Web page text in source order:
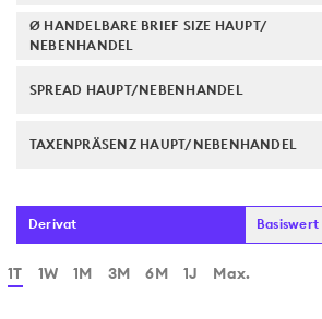
Ø HANDELBARE BRIEF SIZE HAUPT/
NEBENHANDEL
SPREAD HAUPT/NEBENHANDEL
TAXENPRÄSENZ HAUPT/NEBENHANDEL
Derivat Basiswert
1T 1W 1M 3M 6M 1J Max.